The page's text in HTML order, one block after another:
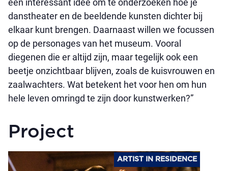
een interessant idee om te onderzoeken hoe je
danstheater en de beeldende kunsten dichter bij
elkaar kunt brengen. Daarnaast willen we focussen
op de personages van het museum. Vooral
diegenen die er altijd zijn, maar tegelijk ook een
beetje onzichtbaar blijven, zoals de kuisvrouwen en
zaalwachters. Wat betekent het voor hen om hun
hele leven omringd te zijn door kunstwerken?”
Project
ARTIST IN RESIDENCE